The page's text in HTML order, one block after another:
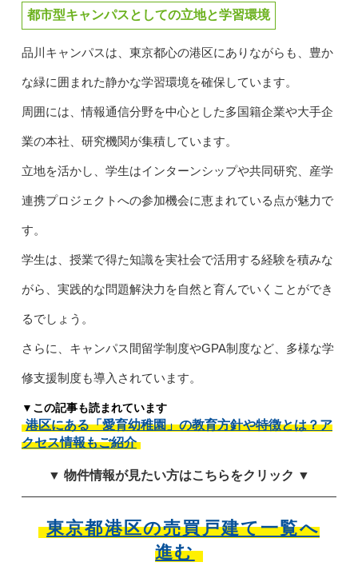
都市型キャンパスとしての立地と学習環境
品川キャンパスは、東京都心の港区にありながらも、豊か
な緑に囲まれた静かな学習環境を確保しています。
周囲には、情報通信分野を中心とした多国籍企業や大手企
業の本社、研究機関が集積しています。
立地を活かし、学生はインターンシップや共同研究、産学
連携プロジェクトへの参加機会に恵まれている点が魅力で
す。
学生は、授業で得た知識を実社会で活用する経験を積みな
がら、実践的な問題解決力を自然と育んでいくことができ
るでしょう。
さらに、キャンパス間留学制度やGPA制度など、多様な学
修支援制度も導入されています。
▼この記事も読まれています
港区にある「愛育幼稚園」の教育方針や特徴とは？ア
クセス情報もご紹介
▼ 物件情報が見たい方はこちらをクリック ▼
東京都港区の売買戸建て一覧へ
進む